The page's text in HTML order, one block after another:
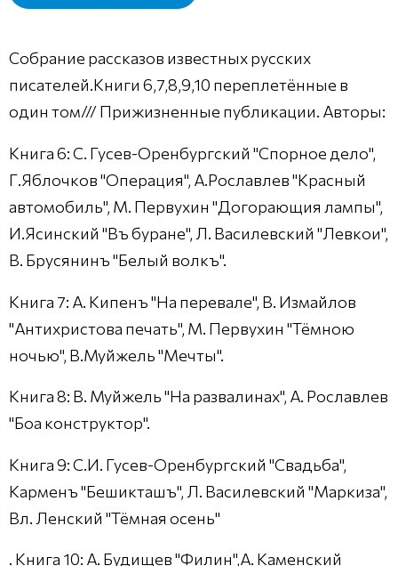
Собрание рассказов известных русских
писателей.Книги 6,7,8,9,10 переплетённые в
один том/// Прижизненные публикации. Авторы:
Книга 6: С. Гусев-Оренбургский "Спорное дело",
Г.Яблочков "Операция", А.Рославлев "Красный
автомобиль", М. Первухин "Догорающия лампы",
И.Ясинский "Въ буране", Л. Василевский "Левкои",
В. Брусянинъ "Белый волкъ".
Книга 7: А. Кипенъ "На перевале", В. Измайлов
"Антихристова печать", М. Первухин "Тёмною
ночью", В.Муйжель "Мечты".
Книга 8: В. Муйжель "На развалинах", А. Рославлев
"Боа конструктор".
Книга 9: С.И. Гусев-Оренбургский "Свадьба",
Карменъ "Бешикташъ", Л. Василевский "Маркиза",
Вл. Ленский "Тёмная осень"
. Книга 10: А. Будищев "Филин",А. Каменский